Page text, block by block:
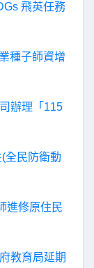
飛英任務
種子師資增
辦理「115
全民防衛動
進修原住民
教育局延期